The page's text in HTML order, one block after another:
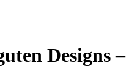
Designs –